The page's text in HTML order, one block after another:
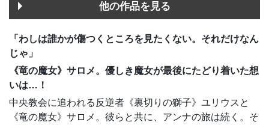
他の作品を見る
「わしは誰かが傷つくところを見たくない。それだけなん
じゃ」
《竜の魔女》サロメ。優しき魔女が最後にたどり着いた想
いは…！
中央教会に追われる反逆者《裏切りの獅子》ユリウスと
《竜の魔女》サロメ。彼らと共に、アンナの旅は続く。そ